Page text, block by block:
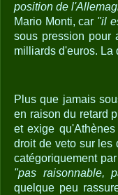
position de
Mario Monti, car "il
sous pression pour
milliards d'euros. La
Plus que jamais
en raison du retard
et exige
droit de veto sur les
catégoriquement
"pas raisonnable,
quelque peu